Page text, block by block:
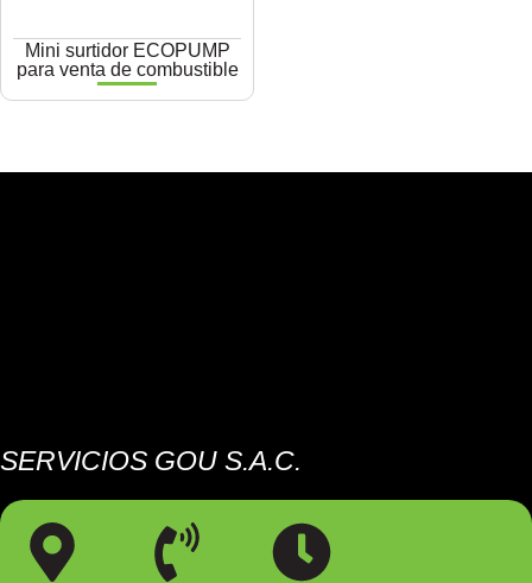
Mini surtidor ECOPUMP
para venta de combustible
SERVICIOS GOU S.A.C.
Somos una empresa especializada en el mantenimiento de
estaciones de servicio e instalaciones industriales.